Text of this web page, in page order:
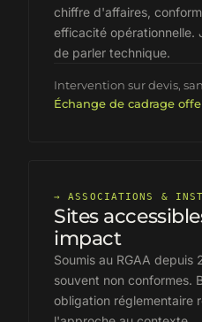
chiffre d'affaires,
efficacité opérationnelle.
de parler technique.
Intervention sur devis,
Échange de cadrage
→ASSOCIATIONS &
Sites
impact
Soumis au RGAA depuis
souvent non conformes.
obligation réglementaire